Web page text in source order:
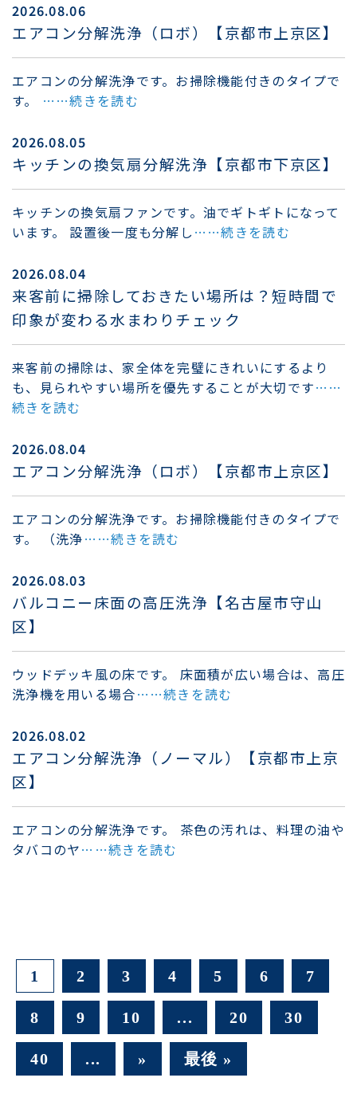
2026.08.06
エアコン分解洗浄（ロボ）【京都市上京区】
エアコンの分解洗浄です。お掃除機能付きのタイプで
す。 ……続きを読む
2026.08.05
キッチンの換気扇分解洗浄【京都市下京区】
キッチンの換気扇ファンです。油でギトギトになって
います。 設置後一度も分解し ……続きを読む
2026.08.04
来客前に掃除しておきたい場所は？短時間で
印象が変わる水まわりチェック
来客前の掃除は、家全体を完璧にきれいにするより
も、見られやすい場所を優先することが大切です……
続きを読む
2026.08.04
エアコン分解洗浄（ロボ）【京都市上京区】
エアコンの分解洗浄です。お掃除機能付きのタイプで
す。 （洗浄……続きを読む
2026.08.03
バルコニー床面の高圧洗浄【名古屋市守山
区】
ウッドデッキ風の床です。 床面積が広い場合は、高圧
洗浄機を用いる場合……続きを読む
2026.08.02
エアコン分解洗浄（ノーマル）【京都市上京
区】
エアコンの分解洗浄です。 茶色の汚れは、料理の油や
タバコのヤ……続きを読む
1 2 3 4 5 6 7
8 9 10 ... 20 30
40 ... » 最後 »